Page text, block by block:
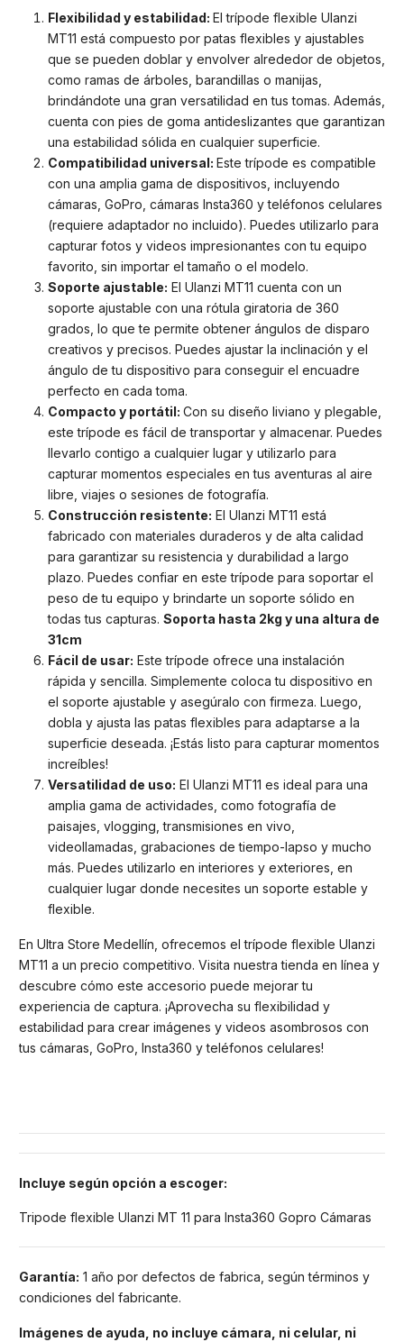
Flexibilidad y estabilidad: El trípode flexible Ulanzi
MT11 está compuesto por patas flexibles y ajustables
que se pueden doblar y envolver alrededor de objetos,
como ramas de árboles, barandillas o manijas,
brindándote una gran versatilidad en tus tomas. Además,
cuenta con pies de goma antideslizantes que garantizan
una estabilidad sólida en cualquier superficie.
Compatibilidad universal: Este trípode es compatible
con una amplia gama de dispositivos, incluyendo
cámaras, GoPro, cámaras Insta360 y teléfonos celulares
(requiere adaptador no incluido). Puedes utilizarlo para
capturar fotos y videos impresionantes con tu equipo
favorito, sin importar el tamaño o el modelo.
Soporte ajustable: El Ulanzi MT11 cuenta con un
soporte ajustable con una rótula giratoria de 360
grados, lo que te permite obtener ángulos de disparo
creativos y precisos. Puedes ajustar la inclinación y el
ángulo de tu dispositivo para conseguir el encuadre
perfecto en cada toma.
Compacto y portátil: Con su diseño liviano y plegable,
este trípode es fácil de transportar y almacenar. Puedes
llevarlo contigo a cualquier lugar y utilizarlo para
capturar momentos especiales en tus aventuras al aire
libre, viajes o sesiones de fotografía.
Construcción resistente: El Ulanzi MT11 está
fabricado con materiales duraderos y de alta calidad
para garantizar su resistencia y durabilidad a largo
plazo. Puedes confiar en este trípode para soportar el
peso de tu equipo y brindarte un soporte sólido en
todas tus capturas. Soporta hasta 2kg y una altura de
31cm
Fácil de usar: Este trípode ofrece una instalación
rápida y sencilla. Simplemente coloca tu dispositivo en
el soporte ajustable y asegúralo con firmeza. Luego,
dobla y ajusta las patas flexibles para adaptarse a la
superficie deseada. ¡Estás listo para capturar momentos
increíbles!
Versatilidad de uso: El Ulanzi MT11 es ideal para una
amplia gama de actividades, como fotografía de
paisajes, vlogging, transmisiones en vivo,
videollamadas, grabaciones de tiempo-lapso y mucho
más. Puedes utilizarlo en interiores y exteriores, en
cualquier lugar donde necesites un soporte estable y
flexible.
En Ultra Store Medellín, ofrecemos el trípode flexible Ulanzi
MT11 a un precio competitivo. Visita nuestra tienda en línea y
descubre cómo este accesorio puede mejorar tu
experiencia de captura. ¡Aprovecha su flexibilidad y
estabilidad para crear imágenes y videos asombrosos con
tus cámaras, GoPro, Insta360 y teléfonos celulares!
Incluye según opción a escoger:
Tripode flexible Ulanzi MT 11 para Insta360 Gopro Cámaras
Garantía: 1 año por defectos de fabrica, según términos y
condiciones del fabricante.
Imágenes de ayuda, no incluye cámara, ni celular, ni